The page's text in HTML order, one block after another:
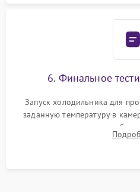
6. Финальное
Запуск холодильника для
заданную температуру в
компрессора, отсутствия
срабатывания системы